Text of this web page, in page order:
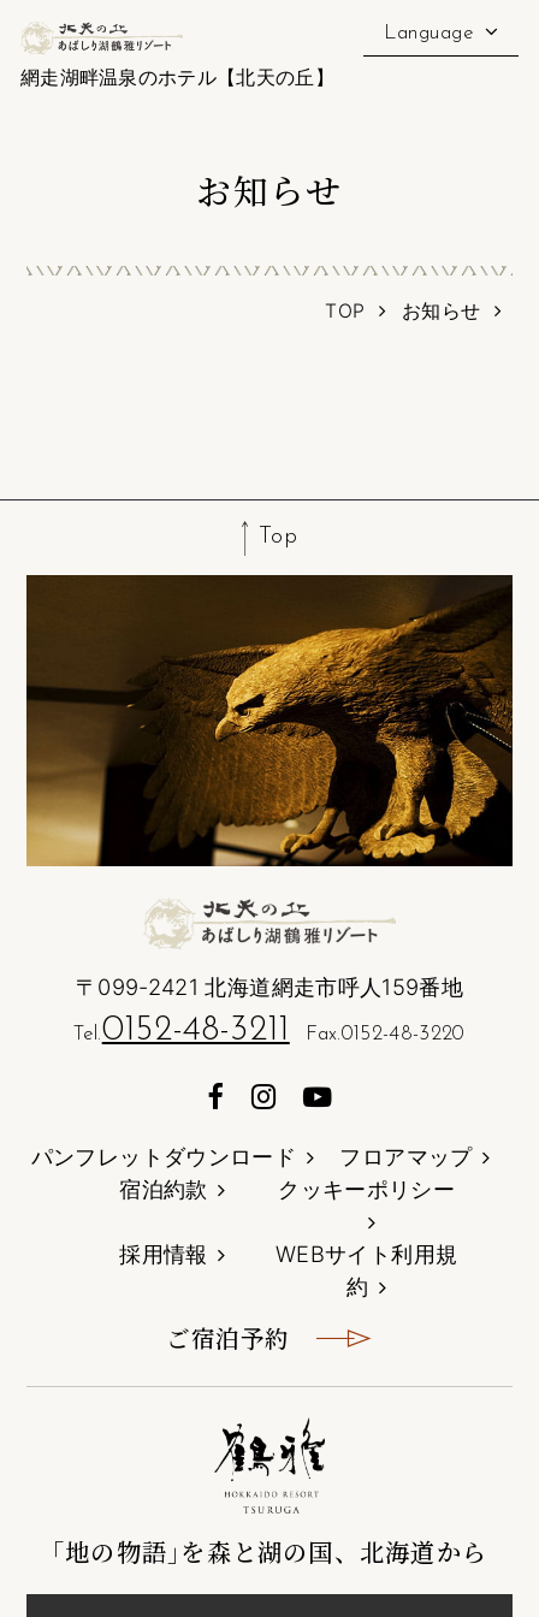
網走湖畔温泉のホテル【北天の丘】
Language
お知らせ
TOP お知らせ
Top
〒099-2421 北海道網走市呼人159番地
Tel.0152-48-3211 Fax.0152-48-3220
パンフレットダウンロード
フロアマップ
宿泊約款
クッキーポリシー
採用情報
WEBサイト利用規
約
ご宿泊予約
｢地の物語｣を森と湖の国、北海道から